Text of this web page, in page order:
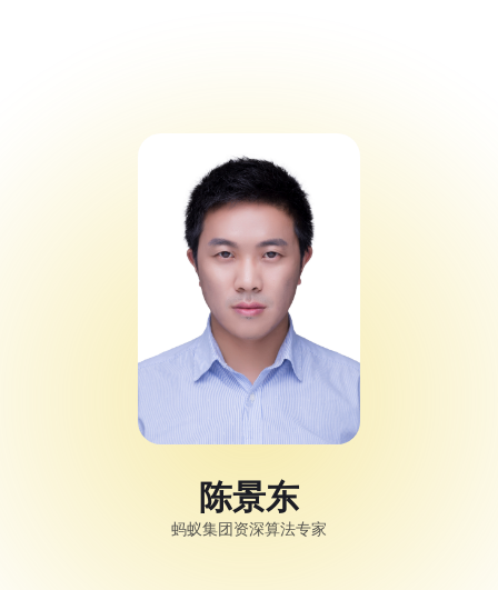
陈景东
蚂蚁集团资深算法专家